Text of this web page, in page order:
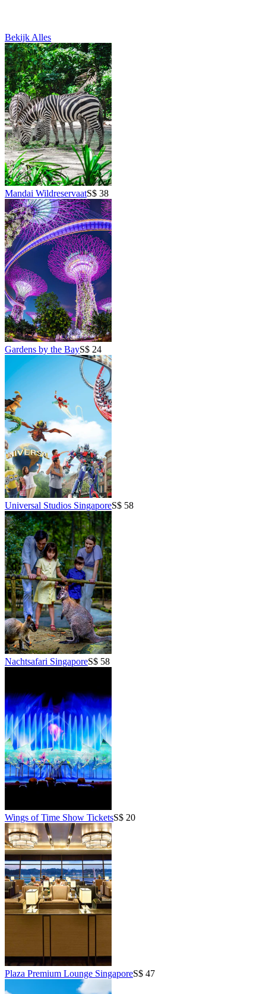
Bekijk Alles
Mandai WildreservaatS$ 38
Gardens by the BayS$ 24
Universal Studios SingaporeS$ 58
Nachtsafari SingaporeS$ 58
Wings of Time Show TicketsS$ 20
Plaza Premium Lounge SingaporeS$ 47